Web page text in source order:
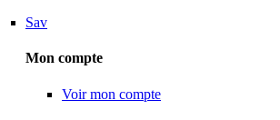
Sav
Mon compte
Voir mon compte